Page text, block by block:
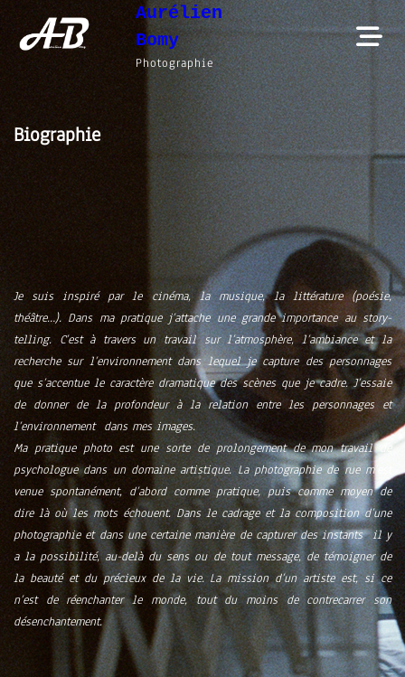
Skip
Aurélien
Bomy
Photographie
Biographie
Je suis inspiré par le cinéma, la musique, la littérature (poésie,
théâtre…). Dans ma pratique j’attache une grande importance au story-
telling. C’est à travers un travail sur l’atmosphère, l’ambiance et la
recherche sur l’environnement dans lequel je capture des personnages
que s’accentue le caractère dramatique des scènes que je cadre. J’essaie
de donner de la profondeur à la relation entre les personnages et
l’environnement dans mes images.
Ma pratique photo est une sorte de prolongement de mon travail de
psychologue dans un domaine artistique. La photographie de rue m’est
venue spontanément, d’abord comme pratique, puis comme moyen de
dire là où les mots échouent. Dans le cadrage et la composition d’une
photographie et dans une certaine manière de capturer des instants il y
a la possibilité, au-delà du sens ou de tout message, de témoigner de
la beauté et du précieux de la vie. La mission d’un artiste est, si ce
n’est de réenchanter le monde, tout du moins de contrecarrer son
désenchantement.